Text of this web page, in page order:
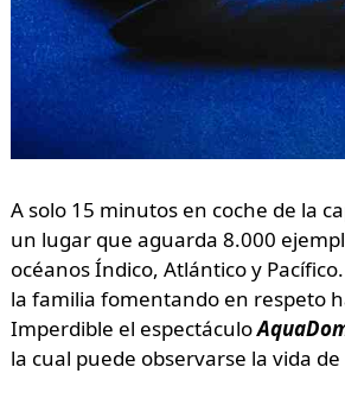
A solo 15 minutos en coche de la
un lugar que aguarda 8.000
océanos Índico, Atlántico y
la familia fomentando en respeto
Imperdible el espectáculo
la cual puede observarse la vida